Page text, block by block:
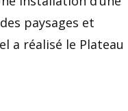
paysages et
a réalisé le Plateau